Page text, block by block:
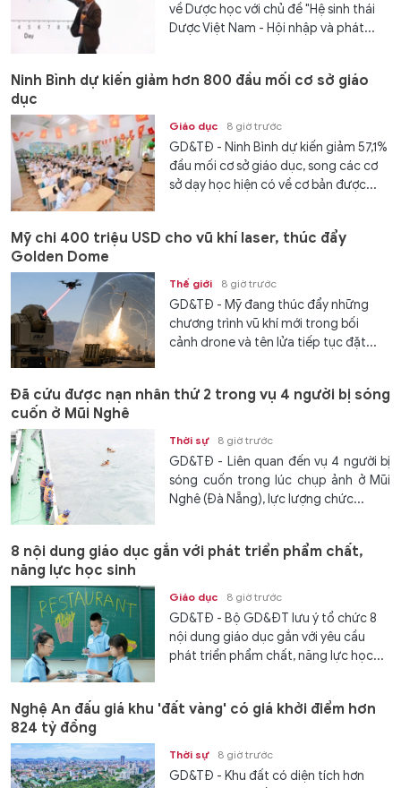
về Dược học với chủ đề "Hệ sinh thái
Dược Việt Nam - Hội nhập và phát...
Ninh Bình dự kiến giảm hơn 800 đầu mối cơ sở giáo
dục
Giáo dục 8 giờ trước
GD&TĐ - Ninh Bình dự kiến giảm 57,1%
đầu mối cơ sở giáo dục, song các cơ
sở dạy học hiện có về cơ bản được...
Mỹ chi 400 triệu USD cho vũ khí laser, thúc đẩy
Golden Dome
Thế giới 8 giờ trước
GD&TĐ - Mỹ đang thúc đẩy những
chương trình vũ khí mới trong bối
cảnh drone và tên lửa tiếp tục đặt...
Đã cứu được nạn nhân thứ 2 trong vụ 4 người bị sóng
cuốn ở Mũi Nghê
Thời sự 8 giờ trước
GD&TĐ - Liên quan đến vụ 4 người bị
sóng cuốn trong lúc chụp ảnh ở Mũi
Nghê (Đà Nẵng), lực lượng chức...
8 nội dung giáo dục gắn với phát triển phẩm chất,
năng lực học sinh
Giáo dục 8 giờ trước
GD&TĐ - Bộ GD&ĐT lưu ý tổ chức 8
nội dung giáo dục gắn với yêu cầu
phát triển phẩm chất, năng lực học...
Nghệ An đấu giá khu 'đất vàng' có giá khởi điểm hơn
824 tỷ đồng
Thời sự 8 giờ trước
GD&TĐ - Khu đất có diện tích hơn